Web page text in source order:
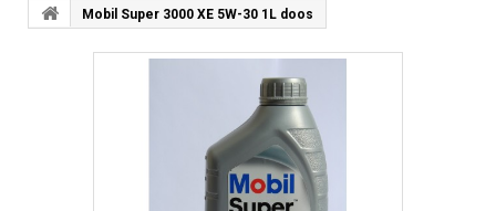
Mobil Super 3000 XE 5W-30 1L doos